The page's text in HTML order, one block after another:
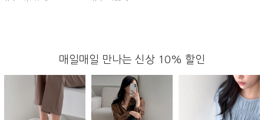
매일매일 만나는 신상 10% 할인